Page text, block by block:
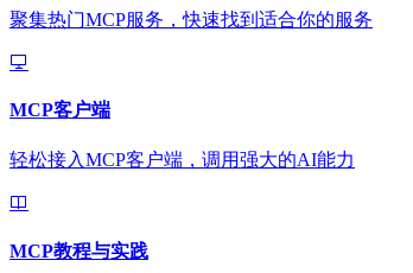
聚集热门MCP服务，快速找到适合你的服务
MCP客户端
轻松接入MCP客户端，调用强大的AI能力
MCP教程与实践